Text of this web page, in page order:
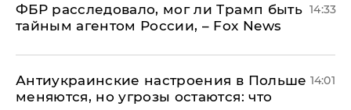
ФБР расследовало, мог ли Трамп быть
тайным агентом России, – Fox News
14:33
Антиукраинские настроения в Польше
меняются, но угрозы остаются: что
14:01